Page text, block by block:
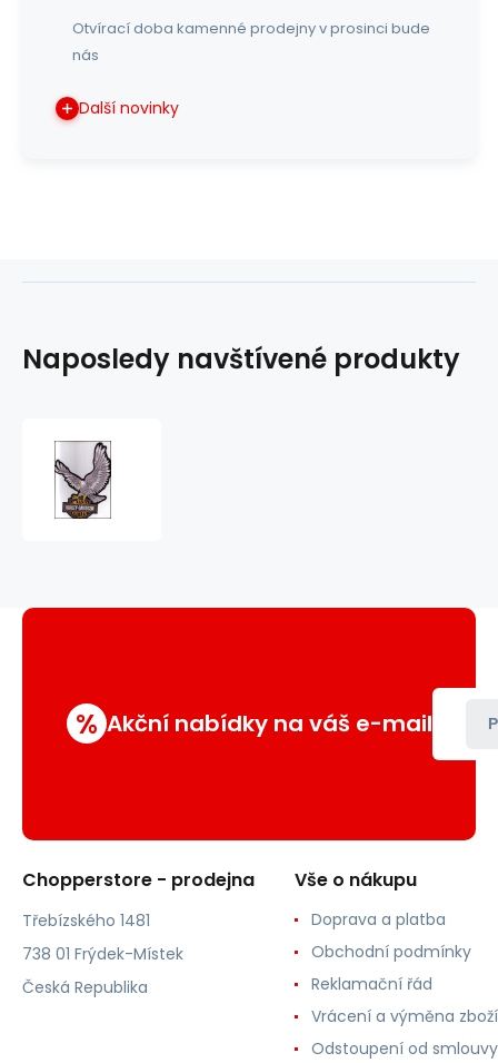
Otvírací doba kamenné prodejny v prosinci bude
nás
Další novinky
Naposledy navštívené produkty
% Akční nabídky na váš e-mail
Chopperstore - prodejna
Třebízského 1481
738 01 Frýdek-Místek
Česká Republika
Vše o nákupu
Doprava a platba
Obchodní podmínky
Reklamační řád
Vrácení a výměna zboží
Odstoupení od smlouvy